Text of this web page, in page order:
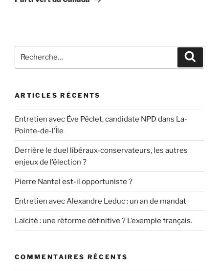
pour
ARTICLES RÉCENTS
Entretien avec Ève Péclet, candidate NPD dans La-
Pointe-de-l’Île
Derrière le duel libéraux-conservateurs, les autres
enjeux de l’élection ?
Pierre Nantel est-il opportuniste ?
Entretien avec Alexandre Leduc : un an de mandat
Laïcité : une réforme définitive ? L’exemple français.
COMMENTAIRES RÉCENTS